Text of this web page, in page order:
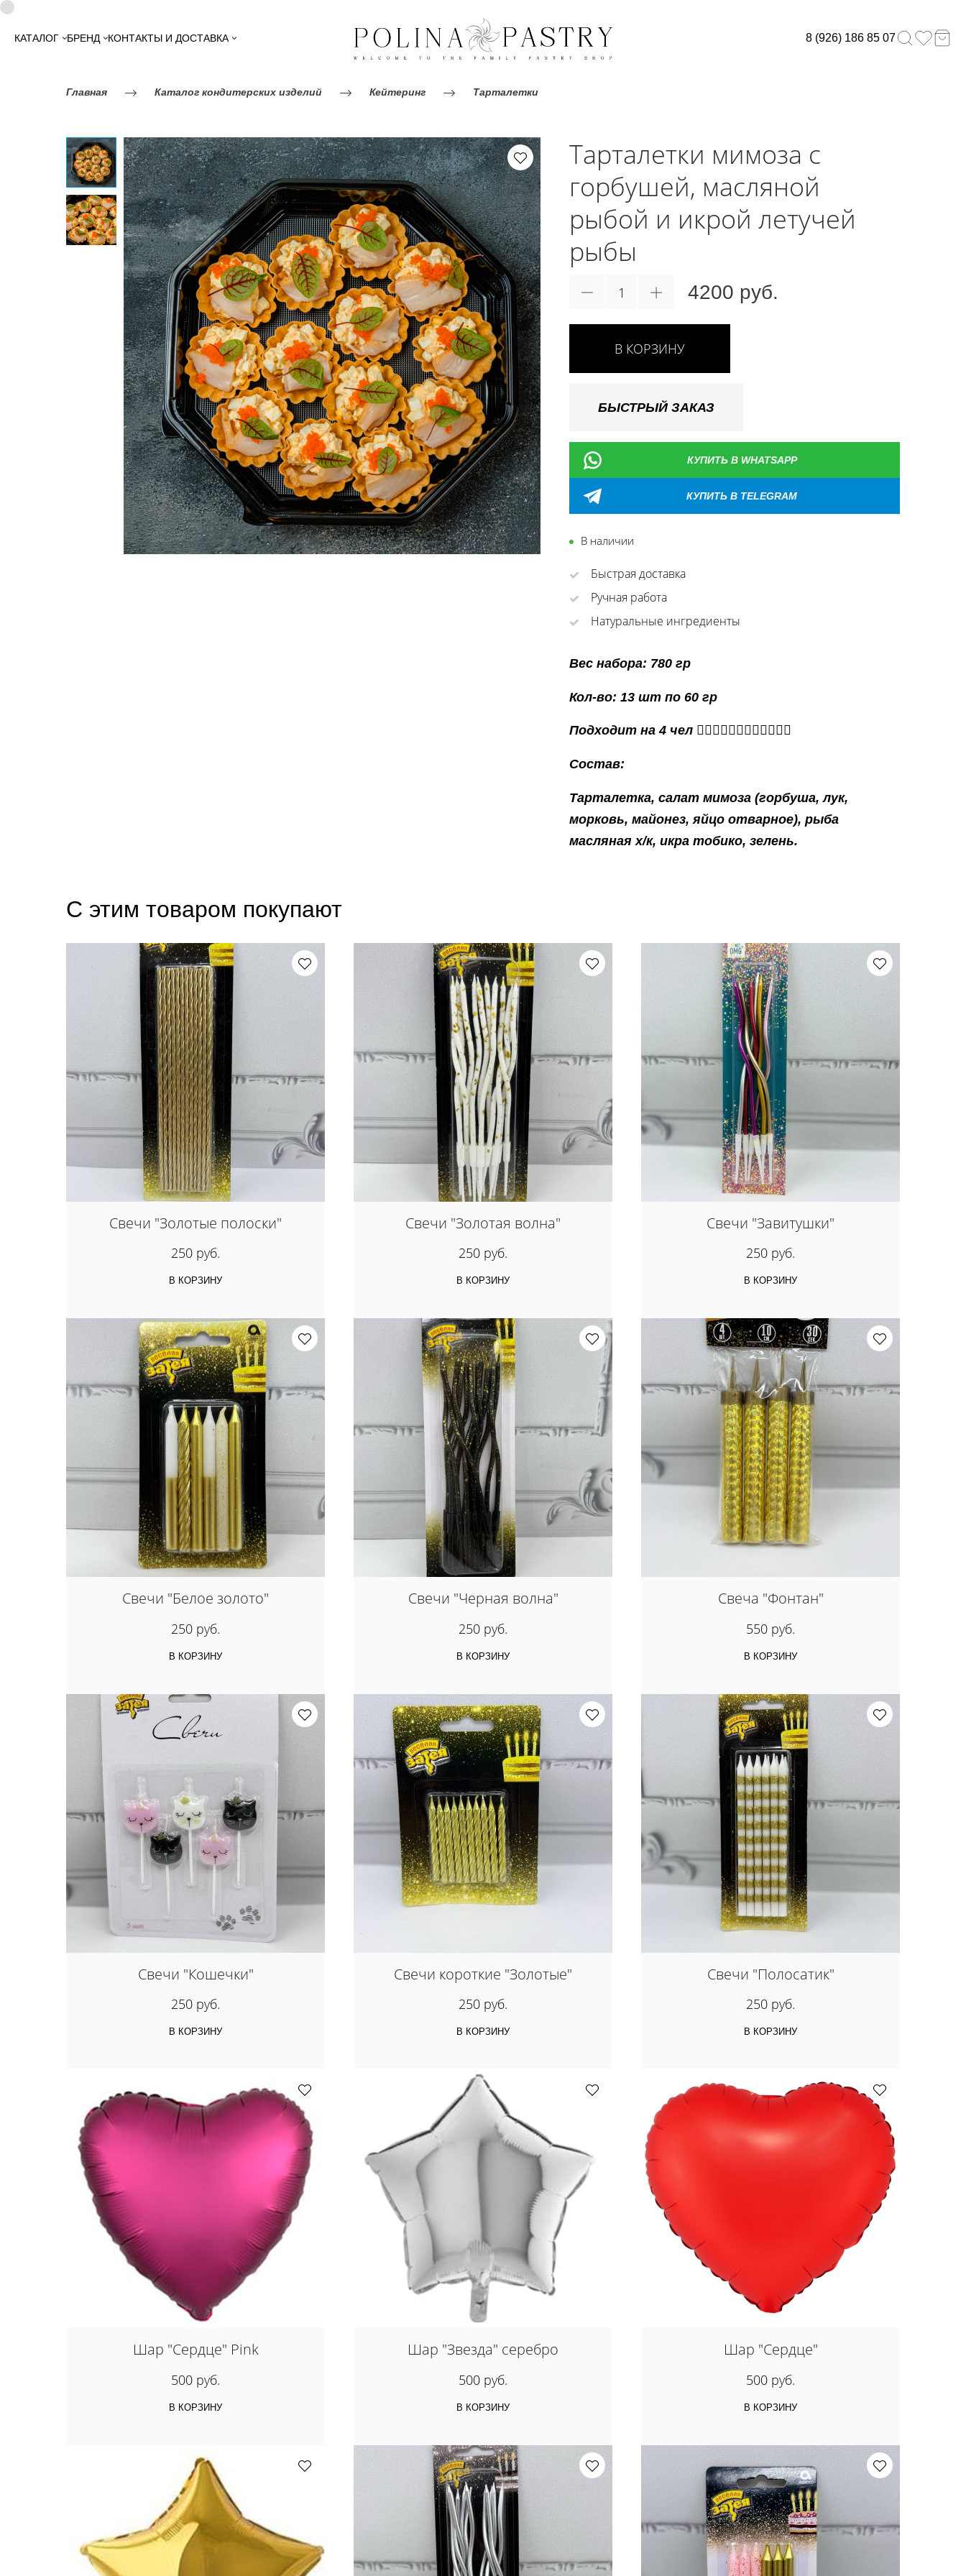
КАТАЛОГ БРЕНД КОНТАКТЫ И ДОСТАВКА 8 (926) 186 85 07
Главная Каталог кондитерских изделий Кейтеринг Тарталетки
Тарталетки мимоза с
горбушей, масляной
рыбой и икрой летучей
рыбы
4200 руб.
В КОРЗИНУ
БЫСТРЫЙ ЗАКАЗ
КУПИТЬ В WHATSAPP
КУПИТЬ В TELEGRAM
В наличии
Быстрая доставка
Ручная работа
Натуральные ингредиенты
Вес набора: 780 гр
Кол-во: 13 шт по 60 гр
Подходит на 4 чел 🙎🏻‍♀️🙎🏻‍♀️🙎🏻‍♀️🙎🏻‍♀️
Состав:
Тарталетка, салат мимоза (горбуша, лук,
морковь, майонез, яйцо отварное), рыба
масляная х/к, икра тобико, зелень.
С этим товаром покупают
Свечи "Золотые полоски"
250 руб.
В КОРЗИНУ
Свечи "Золотая волна"
250 руб.
В КОРЗИНУ
Свечи "Завитушки"
250 руб.
В КОРЗИНУ
Свечи "Белое золото"
250 руб.
В КОРЗИНУ
Свечи "Черная волна"
250 руб.
В КОРЗИНУ
Свеча "Фонтан"
550 руб.
В КОРЗИНУ
Свечи "Кошечки"
250 руб.
В КОРЗИНУ
Свечи короткие "Золотые"
250 руб.
В КОРЗИНУ
Свечи "Полосатик"
250 руб.
В КОРЗИНУ
Шар "Сердце" Pink
500 руб.
В КОРЗИНУ
Шар "Звезда" серебро
500 руб.
В КОРЗИНУ
Шар "Сердце"
500 руб.
В КОРЗИНУ